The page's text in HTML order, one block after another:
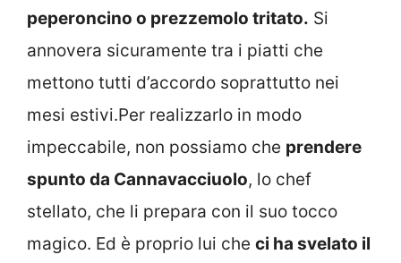
peperoncino o prezzemolo tritato. Si
annovera sicuramente tra i piatti che
mettono tutti d’accordo soprattutto nei
mesi estivi.Per realizzarlo in modo
impeccabile, non possiamo che prendere
spunto da Cannavacciuolo, lo chef
stellato, che li prepara con il suo tocco
magico. Ed è proprio lui che ci ha svelato il